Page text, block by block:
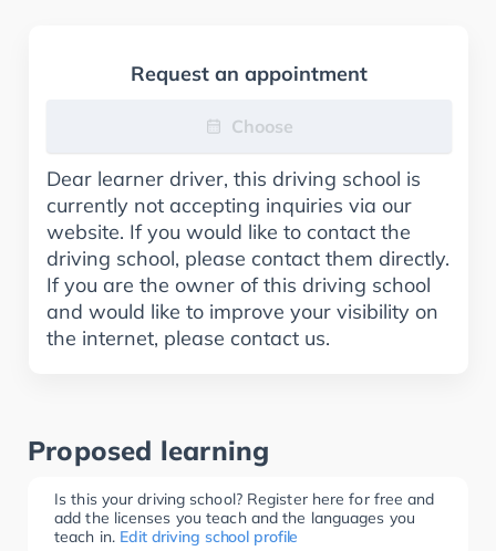
Request an appointment
Choose
Dear learner driver, this driving school is
currently not accepting inquiries via our
website. If you would like to contact the
driving school, please contact them directly.
If you are the owner of this driving school
and would like to improve your visibility on
the internet, please contact us.
Proposed learning
Is this your driving school? Register here for free and
add the licenses you teach and the languages you
teach in. Edit driving school profile